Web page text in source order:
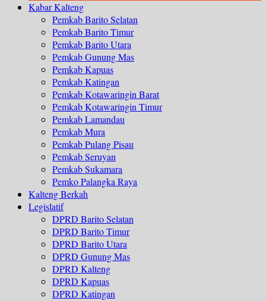
Kabar Kalteng
Pemkab Barito Selatan
Pemkab Barito Timur
Pemkab Barito Utara
Pemkab Gunung Mas
Pemkab Kapuas
Pemkab Katingan
Pemkab Kotawaringin Barat
Pemkab Kotawaringin Timur
Pemkab Lamandau
Pemkab Mura
Pemkab Pulang Pisau
Pemkab Seruyan
Pemkab Sukamara
Pemko Palangka Raya
Kalteng Berkah
Legislatif
DPRD Barito Selatan
DPRD Barito Timur
DPRD Barito Utara
DPRD Gunung Mas
DPRD Kalteng
DPRD Kapuas
DPRD Katingan